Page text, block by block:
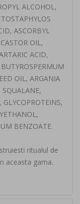
ALCOHOL,
ASCORBYL
OIL,
ACID,
OIL, ARGANIA
BENZOATE.
ritualul de
aceasta gama.